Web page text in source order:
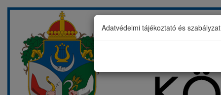
Adatvédelmi tájékoztató és